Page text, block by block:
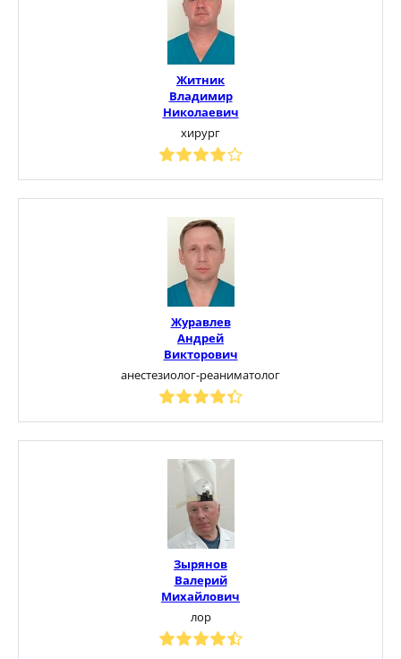
Житник
Владимир
Николаевич
хирург
Журавлев
Андрей
Викторович
анестезиолог-реаниматолог
Зырянов
Валерий
Михайлович
лор